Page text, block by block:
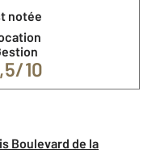
notée
9,5/10
Boulevard de la